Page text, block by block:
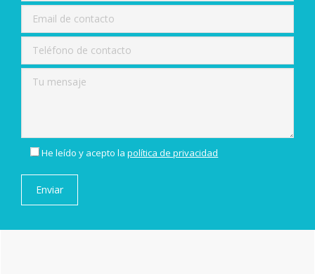
He leído y acepto lapolítica de privacidad